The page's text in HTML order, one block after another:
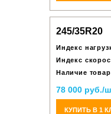
245/35R20
Индекс
Индекс
Наличие
78 000 руб./
КУПИТЬ В 1